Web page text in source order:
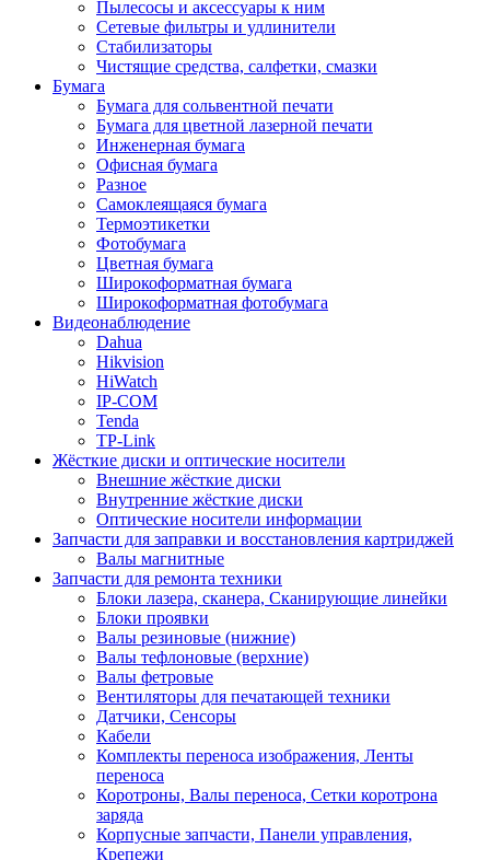
Пылесосы и аксессуары к ним
Сетевые фильтры и удлинители
Стабилизаторы
Чистящие средства, салфетки, смазки
Бумага
Бумага для сольвентной печати
Бумага для цветной лазерной печати
Инженерная бумага
Офисная бумага
Разное
Самоклеящаяся бумага
Термоэтикетки
Фотобумага
Цветная бумага
Широкоформатная бумага
Широкоформатная фотобумага
Видеонаблюдение
Dahua
Hikvision
HiWatch
IP-COM
Tenda
TP-Link
Жёсткие диски и оптические носители
Внешние жёсткие диски
Внутренние жёсткие диски
Оптические носители информации
Запчасти для заправки и восстановления картриджей
Валы магнитные
Запчасти для ремонта техники
Блоки лазера, сканера, Сканирующие линейки
Блоки проявки
Валы резиновые (нижние)
Валы тефлоновые (верхние)
Валы фетровые
Вентиляторы для печатающей техники
Датчики, Сенсоры
Кабели
Комплекты переноса изображения, Ленты
переноса
Коротроны, Валы переноса, Сетки коротрона
заряда
Корпусные запчасти, Панели управления,
Крепежи